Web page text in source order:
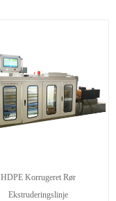
HDPE Korrugeret Rør
Ekstruderingslinje